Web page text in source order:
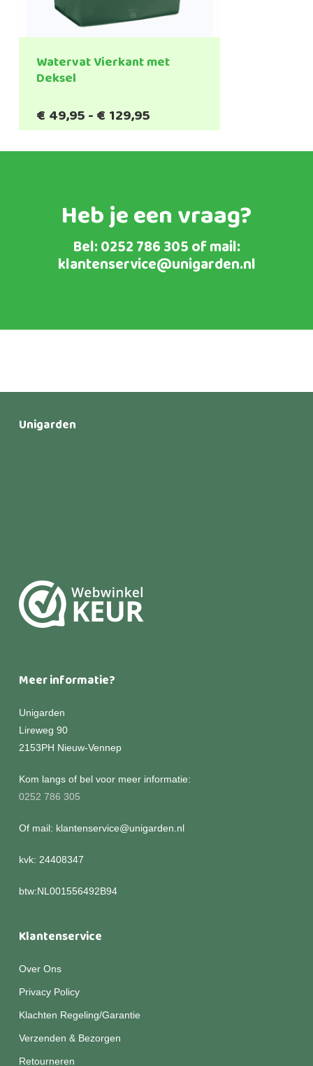
Watervat Vierkant met
Deksel
€ 49,95-€ 129,95Prijsklasse:
€49,95
tot
Heb je een vraag?
Bel:0252 786 305of mail:
klantenservice@unigarden.nl
Unigarden
Meer informatie?
Unigarden
Lireweg 90
2153PH Nieuw-Vennep
Kom langs of bel voor meer informatie:
0252 786 305
Of mail: klantenservice@unigarden.nl
kvk: 24408347
btw:NL001556492B94
Klantenservice
Over Ons
Privacy Policy
Klachten Regeling/Garantie
Verzenden & Bezorgen
Retourneren